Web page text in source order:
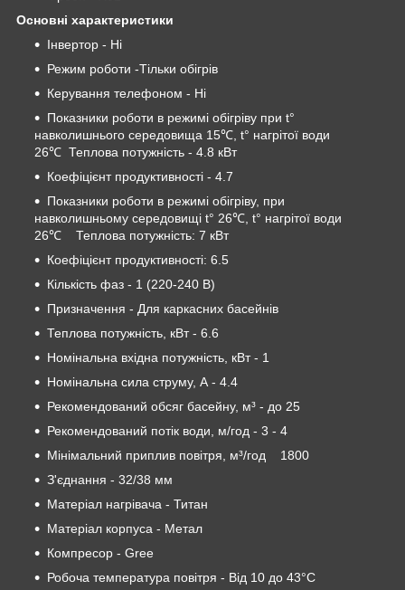
Основні характеристики
Інвертор - Ні
Режим роботи -Тільки обігрів
Керування телефоном - Ні
Показники роботи в режимі обігріву при t°
навколишнього середовища 15℃, t° нагрітої води
26℃ Теплова потужність - 4.8 кВт
Коефіцієнт продуктивності - 4.7
Показники роботи в режимі обігріву, при
навколишньому середовищі t° 26℃, t° нагрітої води
26℃ Теплова потужність: 7 кВт
Коефіцієнт продуктивності: 6.5
Кількість фаз - 1 (220-240 В)
Призначення - Для каркасних басейнів
Теплова потужність, кВт - 6.6
Номінальна вхідна потужність, кВт - 1
Номінальна сила струму, А - 4.4
Рекомендований обсяг басейну, м³ - до 25
Рекомендований потік води, м/год - 3 - 4
Мінімальний приплив повітря, м³/год 1800
З'єднання - 32/38 мм
Матеріал нагрівача - Титан
Матеріал корпуса - Метал
Компресор - Gree
Робоча температура повітря - Від 10 до 43°C